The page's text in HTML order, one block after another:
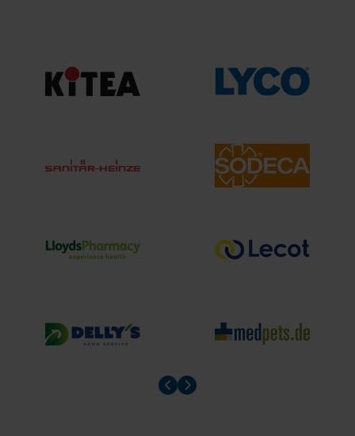
Prev slider
Prev slider